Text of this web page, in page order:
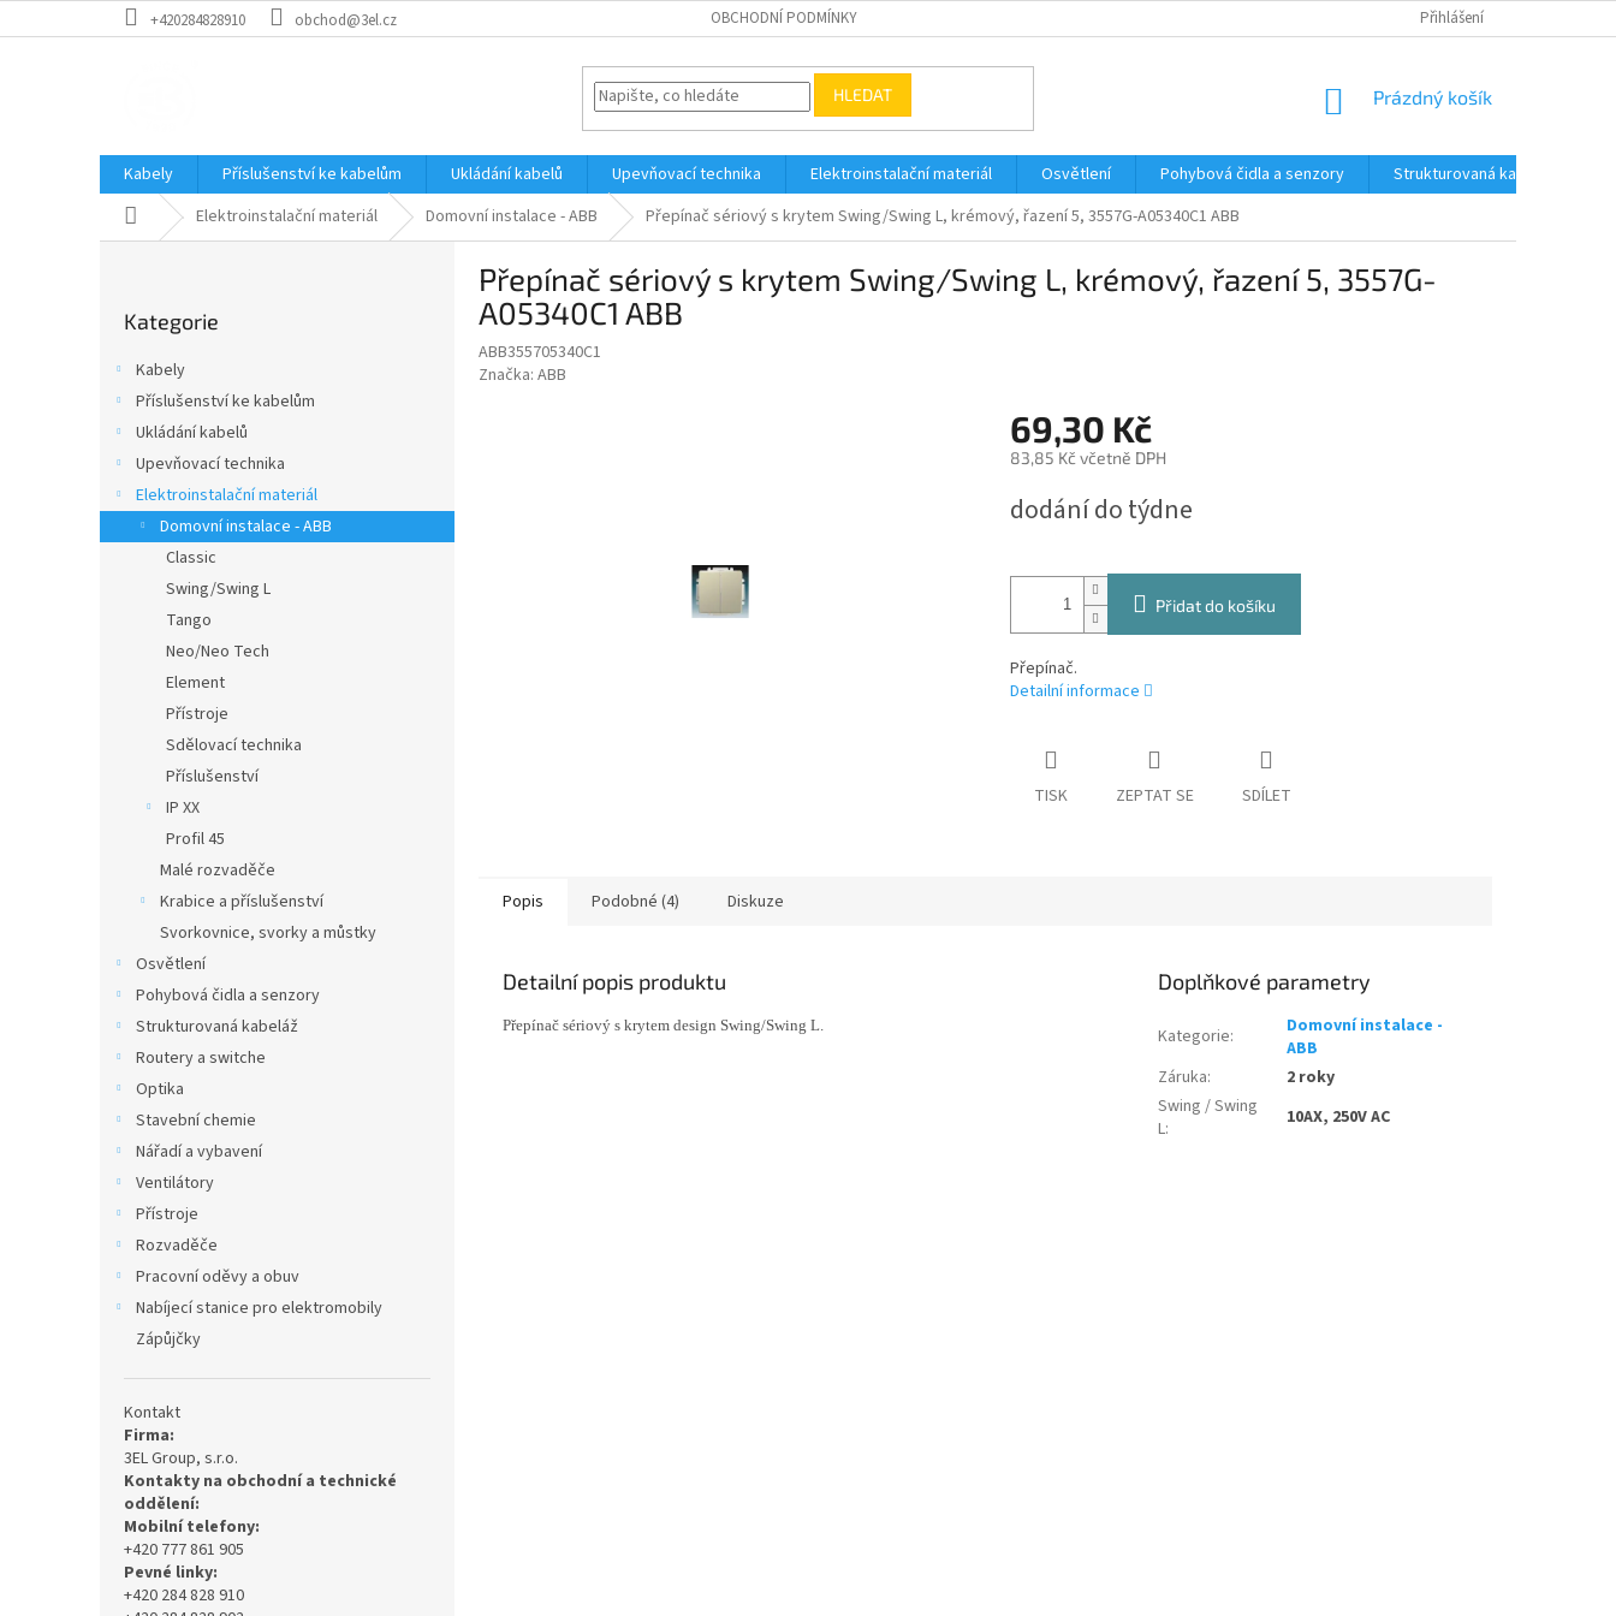
na
+420284828910 obchod@3el.cz OBCHODNÍ PODMÍNKY Přihlášení
HLEDAT
NÁKUPNÍ
Prázdný košík
Kabely Příslušenství ke kabelům Ukládání kabelů Upevňovací technika Elektroinstalační materiál Osvětlení Pohybová čidla a senzory Strukturovaná kabeláž
Domů Elektroinstalační materiál Domovní instalace - ABB Přepínač sériový s krytem Swing/Swing L, krémový, řazení 5, 3557G-A05340C1 ABB
a
n
kategorie
Kategorie
Kabely
Příslušenství ke kabelům
Ukládání kabelů
Upevňovací technika
Elektroinstalační materiál
Domovní instalace - ABB
Classic
Swing/Swing L
Tango
Neo/Neo Tech
Element
Přístroje
Sdělovací technika
Příslušenství
IP XX
Profil 45
Malé rozvaděče
Krabice a příslušenství
Svorkovnice, svorky a můstky
Osvětlení
Pohybová čidla a senzory
Strukturovaná kabeláž
Routery a switche
Optika
Stavební chemie
Nářadí a vybavení
Ventilátory
Přístroje
Rozvaděče
Pracovní oděvy a obuv
Nabíjecí stanice pro elektromobily
Zápůjčky
Kontakt
Firma:
3EL Group, s.r.o.
Kontakty na obchodní a technické
oddělení:
Mobilní telefony:
+420 777 861 905
Pevné linky:
+420 284 828 910
Přepínač sériový s krytem Swing/Swing L, krémový, řazení 5, 3557G-
A05340C1 ABB
ABB355705340C1
Značka: ABB
69,30 Kč
83,85 Kč včetně DPH
cena:
dodání do týdne
Přidat do košíku
Přepínač.
Detailní informace
TISK ZEPTAT SE SDÍLET
Popis Podobné (4) Diskuze
Detailní popis produktu
Přepínač sériový s krytem design Swing/Swing L.
Doplňkové parametry
Kategorie:
Domovní instalace -
ABB
Záruka:
2 roky
Swing / Swing
L: 10AX, 250V AC